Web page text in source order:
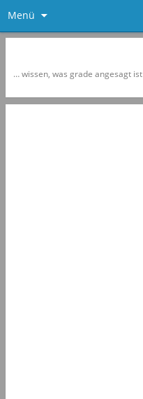
Menü
… wissen, was grade angesagt ist